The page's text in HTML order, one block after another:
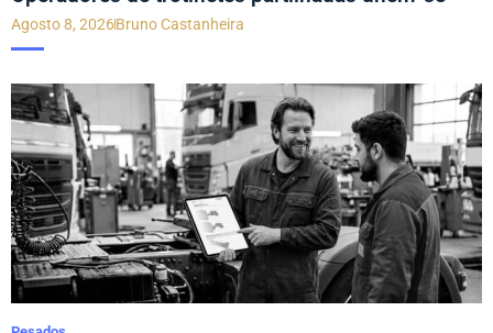
Agosto 8, 2026Bruno Castanheira